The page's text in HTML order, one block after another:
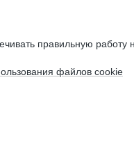
правильную работу
файлов cookie